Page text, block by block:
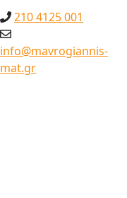
210 4125 001
info@mavrogiannis-
mat.gr